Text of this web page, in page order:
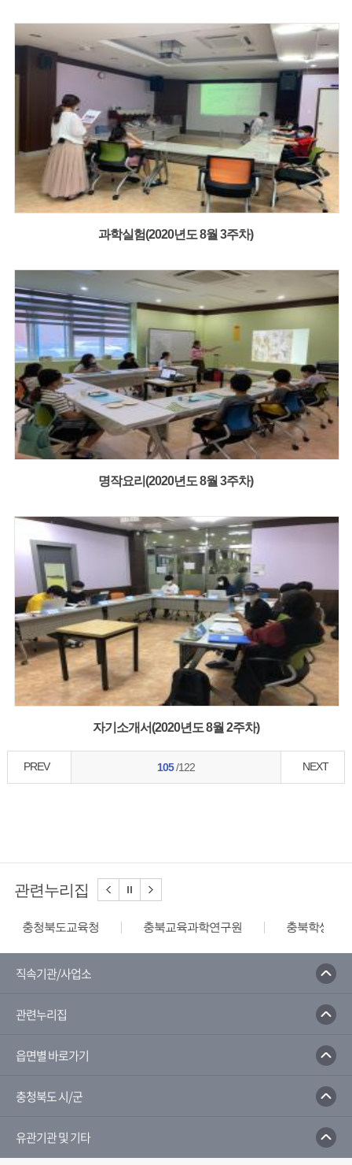
과학실험(2020년도 8월 3주차)
명작요리(2020년도 8월 3주차)
자기소개서(2020년도 8월 2주차)
PREV 105/122 NEXT
관련누리집
충청북도교육청 충북교육과학연구원 충북학생교
직속기관/사업소
관련누리집
읍면별 바로가기
충청북도 시/군
유관기관 및 기타